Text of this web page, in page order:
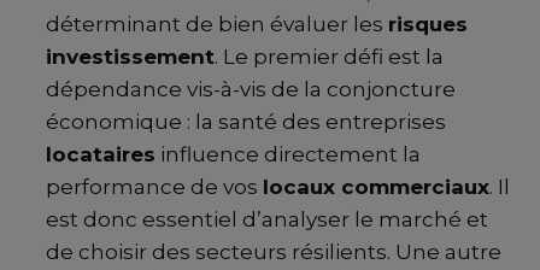
déterminant de bien évaluer les risques
investissement. Le premier défi est la
dépendance vis-à-vis de la conjoncture
économique : la santé des entreprises
locataires influence directement la
performance de vos locaux commerciaux. Il
est donc essentiel d’analyser le marché et
de choisir des secteurs résilients. Une autre